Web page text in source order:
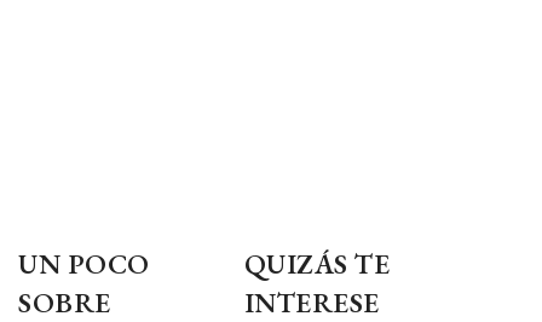
UN POCO
SOBRE
QUIZÁS TE
INTERESE